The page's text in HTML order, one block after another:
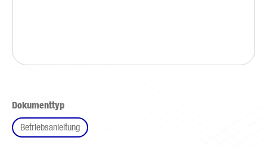
Dokumenttypauswählen
Betriebsanleitung